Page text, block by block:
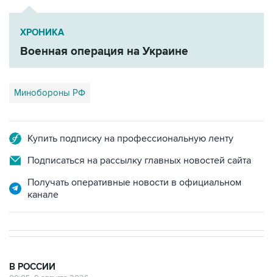
ХРОНИКА
Военная операция на Украине
Минобороны РФ
Купить подписку на профессиональную ленту
Подписаться на рассылку главных новостей сайта
Получать оперативные новости в официальном
канале
В РОССИИ